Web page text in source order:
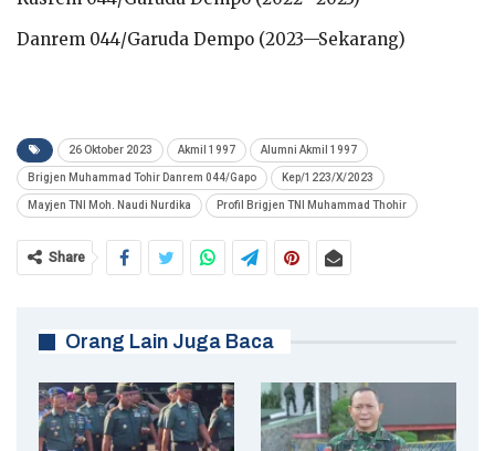
Danrem 044/Garuda Dempo (2023—Sekarang)
26 Oktober 2023 Akmil 1997 Alumni Akmil 1997
Brigjen Muhammad Tohir Danrem 044/Gapo Kep/1223/X/2023
Mayjen TNI Moh. Naudi Nurdika Profil Brigjen TNI Muhammad Thohir
Share
Orang Lain Juga Baca